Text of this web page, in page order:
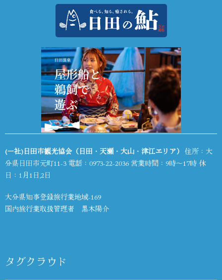
(一社)日田市観光協会（日田・天瀬・大山・津江エリア） 住所：大
分県日田市元町11-3 電話： 0973-22-2036 営業時間：9時～17時 休
日：1月1日,2日
大分県知事登録旅行業地域-169
国内旅行業取扱管理者 黒木陽介
タグクラウド